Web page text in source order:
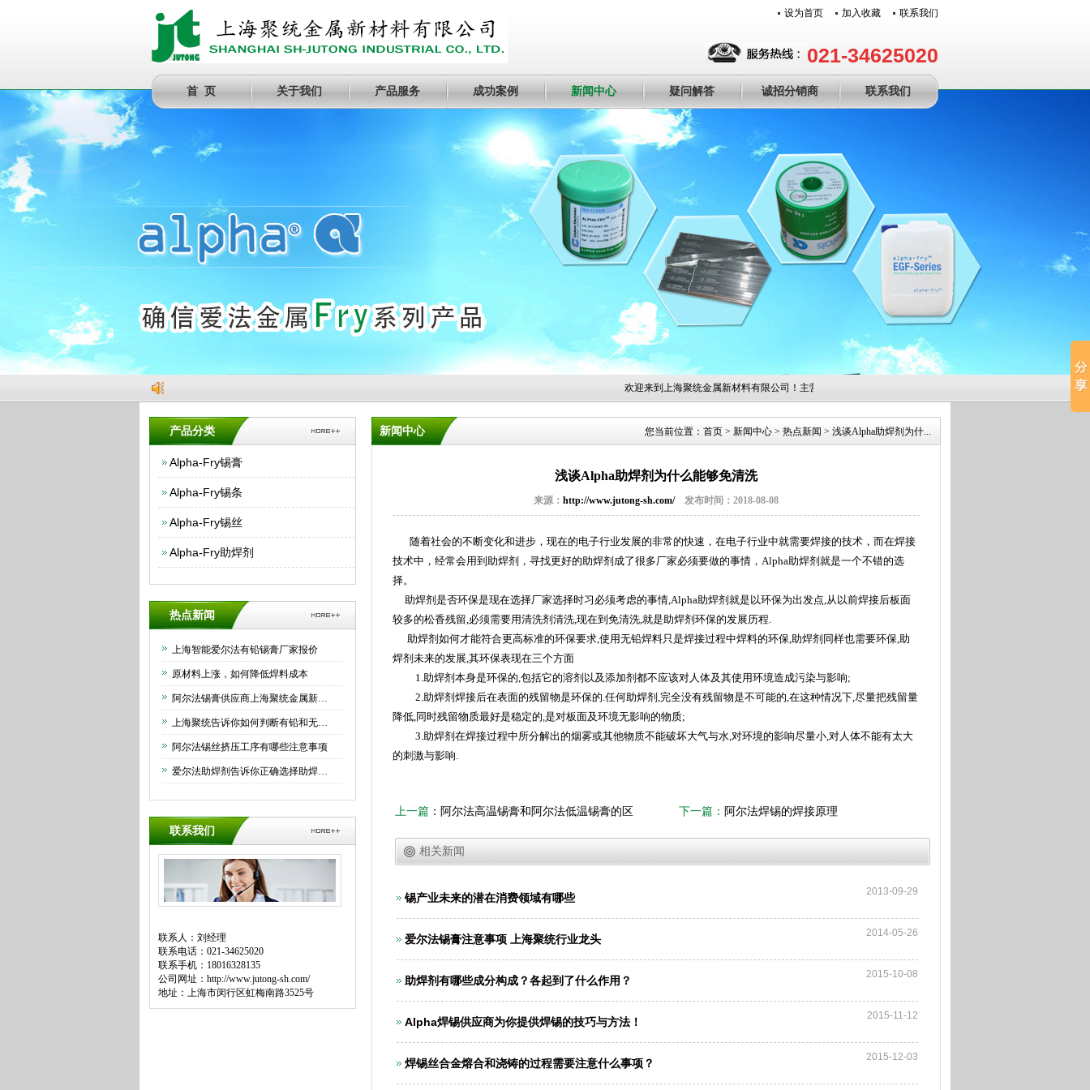
设为首页 加入收藏 联系我们
021-34625020
首 页 关于我们 产品服务 成功案例 新闻中心 疑问解答 诚招分销商 联系我们
欢迎来到上海聚统金属新材料有限公司！主营产品为确信爱法金属Alpha-Fry系列产品，欢迎来电咨询！
产品分类
Alpha-Fry锡膏
Alpha-Fry锡条
Alpha-Fry锡丝
Alpha-Fry助焊剂
热点新闻
上海智能爱尔法有铅锡膏厂家报价
原材料上涨，如何降低焊料成本
阿尔法锡膏供应商上海聚统金属新材料有限公司为大家介绍下如何正确保存锡膏
上海聚统告诉你如何判断有铅和无铅锡条
阿尔法锡丝挤压工序有哪些注意事项
爱尔法助焊剂告诉你正确选择助焊剂的方法
联系我们
联系人：刘经理
联系电话：021-34625020
联系手机：18016328135
公司网址： http://www.jutong-sh.com/
地址：上海市闵行区虹梅南路3525号
新闻中心 您当前位置： 首页 > 新闻中心 > 热点新闻 > 浅谈Alpha助焊剂为什...
浅谈Alpha助焊剂为什么能够免清洗
来源： http://www.jutong-sh.com/发布时间：2018-08-08
随着社会的不断变化和进步，现在的电子行业发展的非常的快速，在电子行业中就需要焊接的技术，而在焊接
技术中，经常会用到助焊剂，寻找更好的助焊剂成了很多厂家必须要做的事情， Alpha助焊剂就是一个不错的选
择。
助焊剂是否环保是现在选择厂家选择时习必须考虑的事情,Alpha助焊剂就是以环保为出发点,从以前焊接后板面
较多的松香残留,必须需要用清洗剂清洗,现在到免清洗,就是助焊剂环保的发展历程.
助焊剂如何才能符合更高标准的环保要求,使用无铅焊料只是焊接过程中焊料的环保,助焊剂同样也需要环保,助
焊剂未来的发展,其环保表现在三个方面
1.助焊剂本身是环保的,包括它的溶剂以及添加剂都不应该对人体及其使用环境造成污染与影响;
2.助焊剂焊接后在表面的残留物是环保的.任何助焊剂 ,完全没有残留物是不可能的,在这种情况下,尽量把残留量
降低,同时残留物质最好是稳定的,是对板面及环境无影响的物质;
3.助焊剂在焊接过程中所分解出的烟雾或其他物质不能破坏大气与水,对环境的影响尽量小,对人体不能有太大
的刺激与影响.
上一篇 ： 阿尔法高温锡膏和阿尔法低温锡膏的区
下一篇： 阿尔法焊锡的焊接原理
相关新闻
锡产业未来的潜在消费领域有哪些 2013-09-29
爱尔法锡膏注意事项 上海聚统行业龙头 2014-05-26
助焊剂有哪些成分构成？各起到了什么作用？ 2015-10-08
Alpha焊锡供应商为你提供焊锡的技巧与方法！ 2015-11-12
焊锡丝合金熔合和浇铸的过程需要注意什么事项？ 2015-12-03